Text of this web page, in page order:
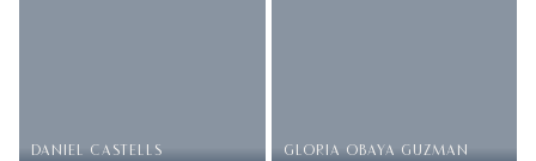
DANIEL CASTELLS GLORIA OBAYA GUZMAN